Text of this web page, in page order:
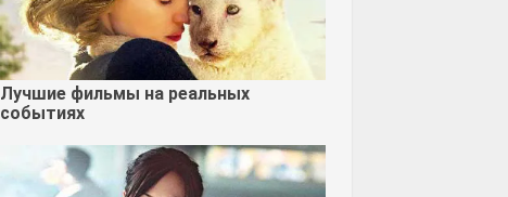
Лучшие фильмы на реальных
событиях